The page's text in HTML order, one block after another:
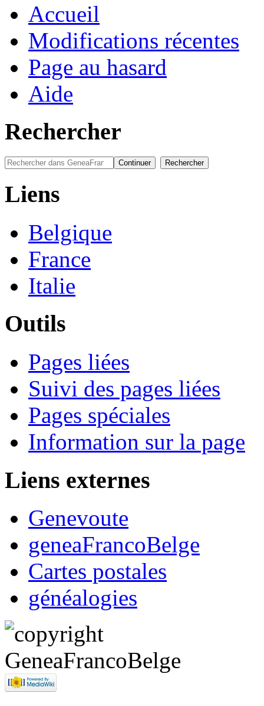
Accueil
Modifications récentes
Page au hasard
Aide
Rechercher
Liens
Belgique
France
Italie
Outils
Pages liées
Suivi des pages liées
Pages spéciales
Information sur la page
Liens externes
Genevoute
geneaFrancoBelge
Cartes postales
généalogies